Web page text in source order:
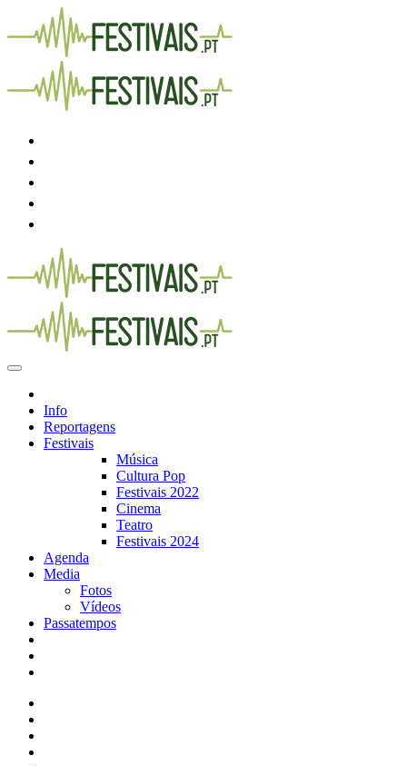
Info
Reportagens
Festivais
Música
Cultura Pop
Festivais 2022
Cinema
Teatro
Festivais 2024
Agenda
Media
Fotos
Vídeos
Passatempos